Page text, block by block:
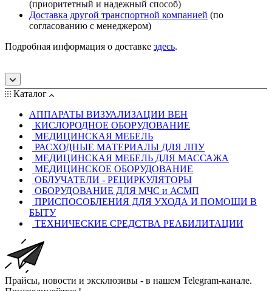
(приоритетный и надежный способ)
Доставка другой транспортной компанией (по
согласованию с менеджером)
Подробная информация о доставке здесь.
Каталог
АППАРАТЫ ВИЗУАЛИЗАЦИИ ВЕН
КИСЛОРОДНОЕ ОБОРУДОВАНИЕ
МЕДИЦИНСКАЯ МЕБЕЛЬ
РАСХОДНЫЕ МАТЕРИАЛЫ ДЛЯ ЛПУ
МЕДИЦИНСКАЯ МЕБЕЛЬ ДЛЯ МАССАЖА
МЕДИЦИНСКОЕ ОБОРУДОВАНИЕ
ОБЛУЧАТЕЛИ - РЕЦИРКУЛЯТОРЫ
ОБОРУДОВАНИЕ ДЛЯ МЧС и АСМП
ПРИСПОСОБЛЕНИЯ ДЛЯ УХОДА И ПОМОЩИ В
БЫТУ
ТЕХНИЧЕСКИЕ СРЕДСТВА РЕАБИЛИТАЦИИ
Прайсы, новости и эксклюзивы - в нашем Telegram-канале.